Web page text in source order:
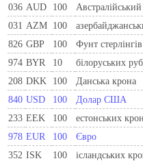
036 AUD 100
031 AZM 100
826 GBP 100 Фунт стерлінгів
974 BYR 10 білоруських
208 DKK 100 Данська крона
840 USD 100 Долар США
233 EEK 100 естонських крон
978 EUR 100 Євро
352 ISK 100 ісландських